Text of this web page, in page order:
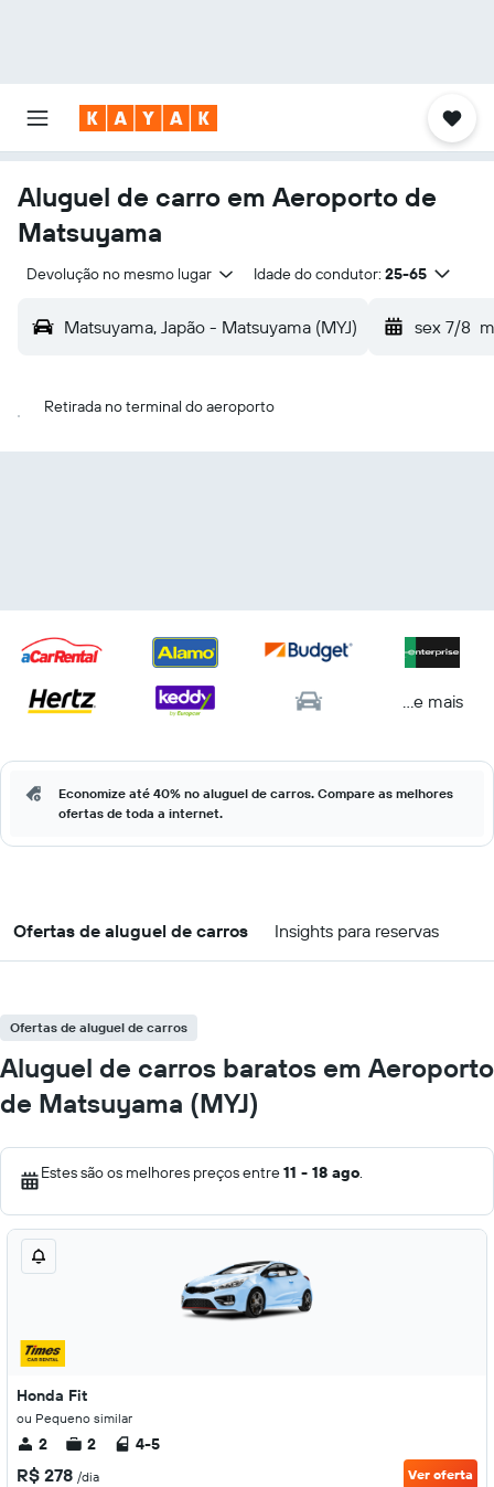
Aluguel de carro em Aeroporto de
Matsuyama
Devolução no mesmo lugar Idade do condutor: 25-65
Matsuyama, Japão - Matsuyama (MYJ) sex 7/8
Retirada no terminal do aeroporto
...e mais
Economize até 40% no aluguel de carros. Compare as melhores
ofertas de toda a internet.
Ofertas de aluguel de carros Insights para reservas
Ofertas de aluguel de carros
Aluguel de carros baratos em Aeroporto
de Matsuyama (MYJ)
Estes são os melhores preços entre11 - 18 ago.
Honda Fit
ou Pequeno similar
2 2 4-5
R$ 278 /dia Ver oferta